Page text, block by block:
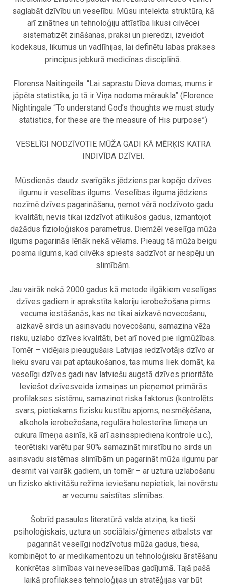
saglabāt dzīvību un veselību. Mūsu intelekta struktūra, kā
arī zinātnes un tehnoloģiju attīstība likusi cilvēcei
sistematizēt zināšanas, praksi un pieredzi, izveidot
kodeksus, likumus un vadlīnijas, lai definētu labas prakses
principus jebkurā medicīnas disciplīnā.
Florensa Naitingeila: “Lai saprastu Dieva domas, mums ir
jāpēta statistika, jo tā ir Viņa nodoma mēraukla” (Florence
Nightingale “To understand God’s thoughts we must study
statistics, for these are the measure of His purpose”)
VESELĪGI NODZĪVOTIE MŪŽA GADI KĀ MĒRĶIS KATRA
INDIVĪDA DZĪVEI.
Mūsdienās daudz svarīgāks jēdziens par kopējo dzīves
ilgumu ir veselības ilgums. Veselības ilguma jēdziens
nozīmē dzīves pagarināšanu, ņemot vērā nodzīvoto gadu
kvalitāti, nevis tikai izdzīvot atlikušos gadus, izmantojot
dažādus fizioloģiskos parametrus. Diemžēl veselīga mūža
ilgums pagarinās lēnāk nekā vēlams. Pieaug tā mūža beigu
posma ilgums, kad cilvēks spiests sadzīvot ar nespēju un
slimībām.
Jau vairāk nekā 2000 gadus kā metode ilgākiem veselīgas
dzīves gadiem ir aprakstīta kaloriju ierobežošana pirms
vecuma iestāšanās, kas ne tikai aizkavē novecošanu,
aizkavē sirds un asinsvadu novecošanu, samazina vēža
risku, uzlabo dzīves kvalitāti, bet arī noved pie ilgmūžības.
Tomēr – vidējais pieaugušais Latvijas iedzīvotājs dzīvo ar
lieku svaru vai pat aptaukošanos, tas mums liek domāt, ka
veselīgi dzīves gadi nav latviešu augstā dzīves prioritāte.
Ieviešot dzīvesveida izmaiņas un pieņemot primārās
profilakses sistēmu, samazinot riska faktorus (kontrolēts
svars, pietiekams fizisku kustību apjoms, nesmēķēšana,
alkohola ierobežošana, regulāra holesterīna līmeņa un
cukura līmeņa asinīs, kā arī asinsspiediena kontrole u.c.),
teorētiski varētu par 90% samazināt mirstību no sirds un
asinsvadu sistēmas slimībām un pagarināt mūža ilgumu par
desmit vai vairāk gadiem, un tomēr – ar uztura uzlabošanu
un fizisko aktivitāšu režīma ieviešanu nepietiek, lai novērstu
ar vecumu saistītas slimības.
Šobrīd pasaules literatūrā valda atziņa, ka tieši
psiholoģiskais, uztura un sociālais/ģimenes atbalsts var
pagarināt veselīgi nodzīvotus mūža gadus, tiesa,
kombinējot to ar medikamentozu un tehnoloģisku ārstēšanu
konkrētas slimības vai neveselības gadījumā. Tajā pašā
laikā profilakses tehnoloģijas un stratēģijas var būt